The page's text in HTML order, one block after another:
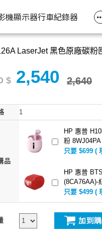
饋
電競筆電
光影Victus 系列
機
影音週邊
HDMI 切換器 /
機
簡報周邊
簡報滑鼠
顯示器行車紀錄器
LaserJet 黑色原廠碳粉
$ 2,540 2,640
1
品
HP 惠普
粉 8WJ04PA
只要 $699 (
HP 惠普
(8CA76AA)-
只要 $499 (